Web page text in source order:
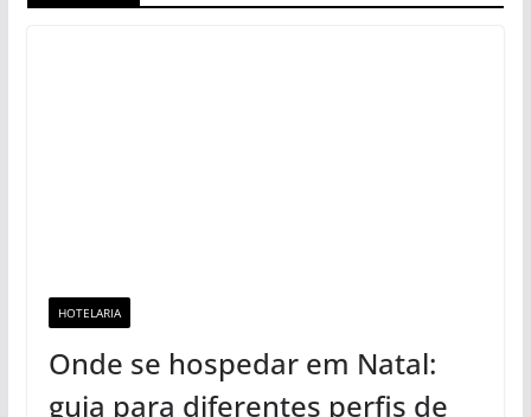
HOTELARIA
Onde se hospedar em Natal:
guia para diferentes perfis de